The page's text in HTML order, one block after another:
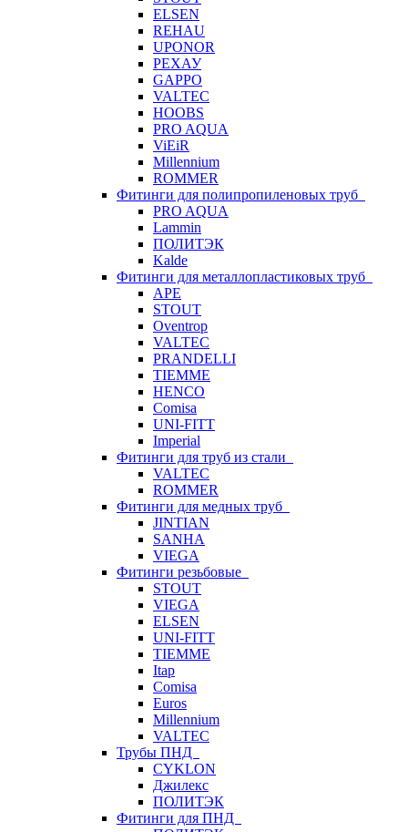
ELSEN
REHAU
UPONOR
РЕХАУ
GAPPO
VALTEC
HOOBS
PRO AQUA
ViEiR
Millennium
ROMMER
Фитинги для полипропиленовых труб
PRO AQUA
Lammin
ПОЛИТЭК
Kalde
Фитинги для металлопластиковых труб
APE
STOUT
Oventrop
VALTEC
PRANDELLI
TIEMME
HENCO
Comisa
UNI-FITT
Imperial
Фитинги для труб из стали
VALTEC
ROMMER
Фитинги для медных труб
JINTIAN
SANHA
VIEGA
Фитинги резьбовые
STOUT
VIEGA
ELSEN
UNI-FITT
TIEMME
Itap
Comisa
Euros
Millennium
VALTEC
Трубы ПНД
CYKLON
Джилекс
ПОЛИТЭК
Фитинги для ПНД